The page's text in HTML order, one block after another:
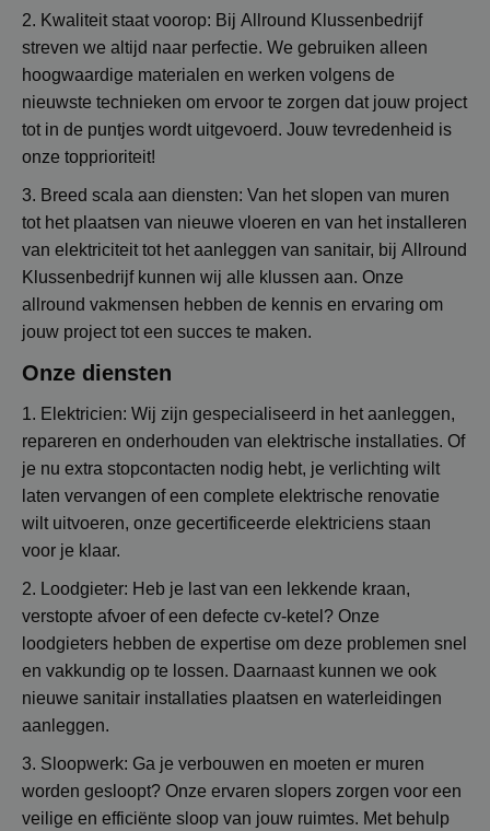
2. Kwaliteit staat voorop: Bij Allround Klussenbedrijf
streven we altijd naar perfectie. We gebruiken alleen
hoogwaardige materialen en werken volgens de
nieuwste technieken om ervoor te zorgen dat jouw project
tot in de puntjes wordt uitgevoerd. Jouw tevredenheid is
onze topprioriteit!
3. Breed scala aan diensten: Van het slopen van muren
tot het plaatsen van nieuwe vloeren en van het installeren
van elektriciteit tot het aanleggen van sanitair, bij Allround
Klussenbedrijf kunnen wij alle klussen aan. Onze
allround vakmensen hebben de kennis en ervaring om
jouw project tot een succes te maken.
Onze diensten
1. Elektricien: Wij zijn gespecialiseerd in het aanleggen,
repareren en onderhouden van elektrische installaties. Of
je nu extra stopcontacten nodig hebt, je verlichting wilt
laten vervangen of een complete elektrische renovatie
wilt uitvoeren, onze gecertificeerde elektriciens staan
voor je klaar.
2. Loodgieter: Heb je last van een lekkende kraan,
verstopte afvoer of een defecte cv-ketel? Onze
loodgieters hebben de expertise om deze problemen snel
en vakkundig op te lossen. Daarnaast kunnen we ook
nieuwe sanitair installaties plaatsen en waterleidingen
aanleggen.
3. Sloopwerk: Ga je verbouwen en moeten er muren
worden gesloopt? Onze ervaren slopers zorgen voor een
veilige en efficiënte sloop van jouw ruimtes. Met behulp